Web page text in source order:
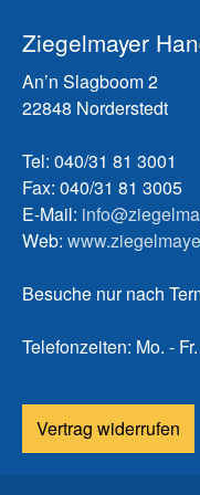
Ziegelmayer
An’n Slagboom 2
22848 Norderstedt
Tel: 040/31 81 3001
Fax: 040/31 81 3005
E-Mail:
Web:
Besuche nur nach
Telefonzeiten: Mo. -
Vertrag widerrufen